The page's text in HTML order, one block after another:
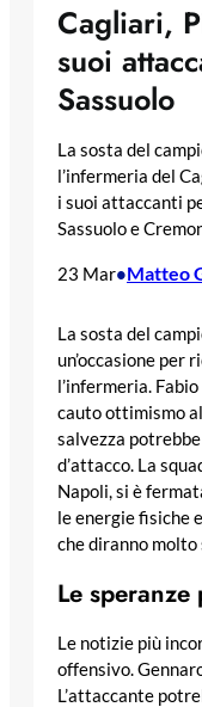
Cagliari,
suoi
Sassuolo
La sosta del
l’infermeria del
i suoi attaccanti
Sassuolo e
23 Mar•Matteo
La sosta del
un’occasione per
l’infermeria.
cauto ottimismo
salvezza
d’attacco. La
Napoli, si è
le energie fisiche
che diranno molto
Le speranze
Le notizie più
offensivo.
L’attaccante